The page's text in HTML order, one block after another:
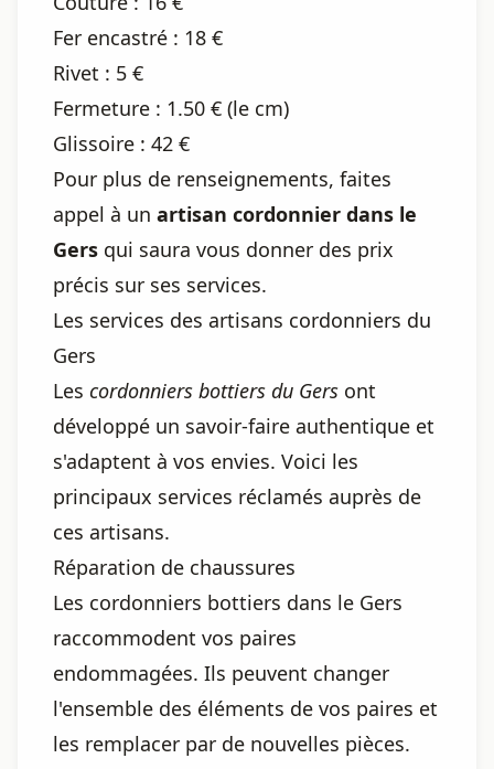
Fer encastré : 18 €
Rivet : 5 €
Fermeture : 1.50 € (le cm)
Glissoire : 42 €
Pour plus de renseignements, faites
appel à un artisan cordonnier dans le
Gers qui saura vous donner des prix
précis sur ses services.
Les services des artisans cordonniers du
Gers
Les cordonniers bottiers du Gers ont
développé un savoir-faire authentique et
s'adaptent à vos envies. Voici les
principaux services réclamés auprès de
ces artisans.
Réparation de chaussures
Les cordonniers bottiers dans le Gers
raccommodent vos paires
endommagées. Ils peuvent changer
l'ensemble des éléments de vos paires et
les remplacer par de nouvelles pièces.